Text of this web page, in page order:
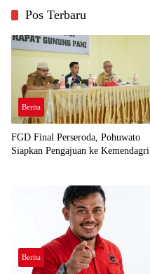
Pos Terbaru
Berita
FGD Final Perseroda, Pohuwato
Siapkan Pengajuan ke Kemendagri
Berita